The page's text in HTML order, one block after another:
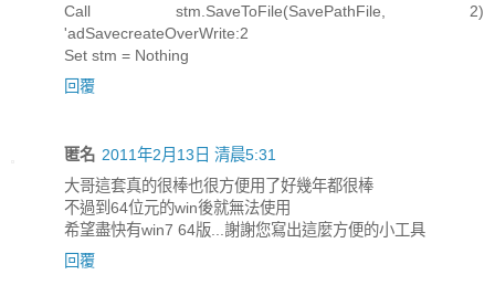
Call stm.SaveToFile(SavePathFile, 2)
'adSavecreateOverWrite:2
Set stm = Nothing
回覆
匿名 2011年2月13日 清晨5:31
大哥這套真的很棒也很方便用了好幾年都很棒
不過到64位元的win後就無法使用
希望盡快有win7 64版...謝謝您寫出這麼方便的小工具
回覆